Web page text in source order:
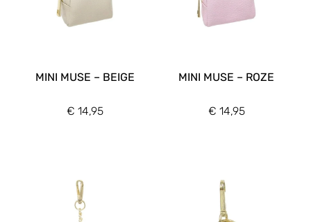
MINI MUSE – BEIGE
€ 14,95
MINI MUSE – ROZE
€ 14,95
Grootte
Vorm
Overig (5)